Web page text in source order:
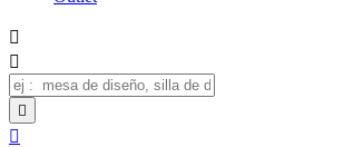



